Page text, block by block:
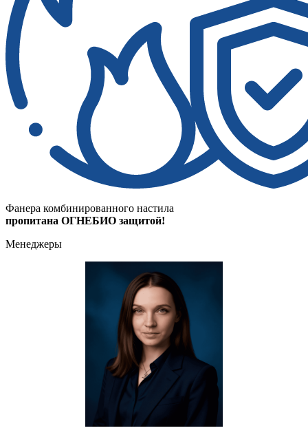
Фанера комбинированного настила
пропитана ОГНЕБИО защитой!
Менеджеры